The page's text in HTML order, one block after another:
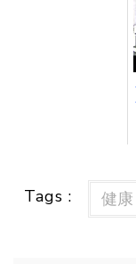
Tags : 健康